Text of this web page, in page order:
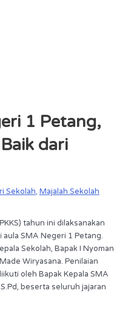
1 Petang,
dari
Sekolah, Majalah Sekolah
tahun ini dilaksanakan
SMA Negeri 1 Petang.
Sekolah, Bapak I Nyoman
Wiryasana. Penilaian
oleh Bapak Kepala SMA
beserta seluruh jajaran